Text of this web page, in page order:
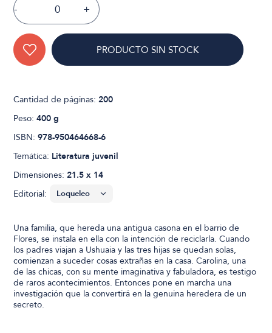
- +
PRODUCTO SIN STOCK
Cantidad de páginas:200
Peso:400 g
ISBN:978-950464668-6
Temática: Literatura juvenil
Dimensiones:21.5 x 14
Editorial:
Una familia, que hereda una antigua casona en el barrio de
Flores, se instala en ella con la intención de reciclarla. Cuando
los padres viajan a Ushuaia y las tres hijas se quedan solas,
comienzan a suceder cosas extrañas en la casa. Carolina, una
de las chicas, con su mente imaginativa y fabuladora, es testigo
de raros acontecimientos. Entonces pone en marcha una
investigación que la convertirá en la genuina heredera de un
secreto.